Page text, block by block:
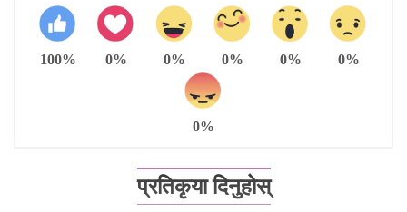
100% 0% 0% 0% 0% 0%
0%
प्रतिकृया दिनुहोस्